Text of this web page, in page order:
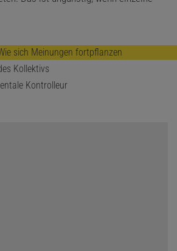
sich Meinungen fortpflanzen
Kollektivs
Kontrolleur